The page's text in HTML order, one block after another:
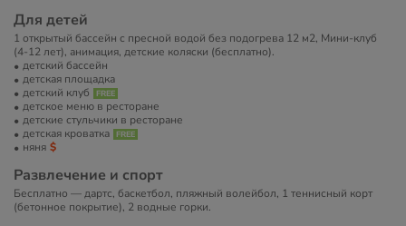
Для детей
1 открытый бассейн с пресной водой без подогрева 12 м2, Мини-клуб
(4-12 лет), анимация, детские коляски (бесплатно).
детский бассейн
детская площадка
детский клуб
детское меню в ресторане
детские стульчики в ресторане
детская кроватка
няня
Развлечение и спорт
Бесплатно — дартс, баскетбол, пляжный волейбол, 1 теннисный корт
(бетонное покрытие), 2 водные горки.